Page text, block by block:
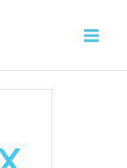
Main